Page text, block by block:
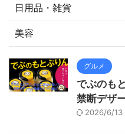
日用品・雑貨
美容
グルメ
でぶのも
禁断デザ
2026/6/13